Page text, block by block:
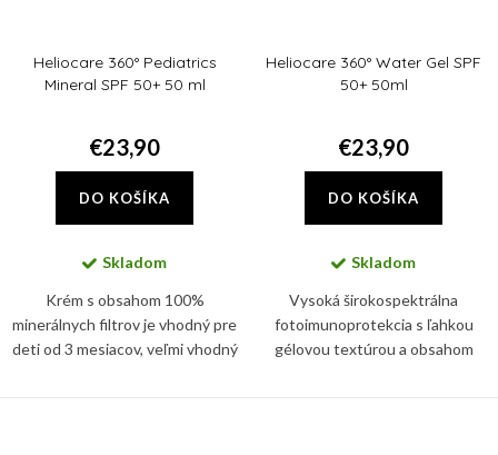
Heliocare 360° Pediatrics
Mineral SPF 50+ 50 ml
€23,90
DO KOŠÍKA
Skladom
Krém s obsahom 100%
minerálnych filtrov je vhodný pre
deti od 3 mesiacov, veľmi vhodný
Heliocare 360° Water Gel SPF
50+ 50ml
€23,90
DO KOŠÍKA
Skladom
Vysoká širokospektrálna
fotoimunoprotekcia s ľahkou
gélovou textúrou a obsahom